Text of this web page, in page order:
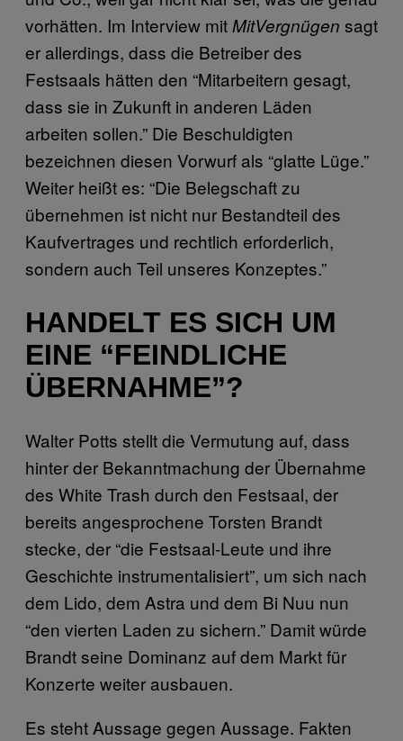
vorhätten. Im Interview mitMitVergnügen sagt
er allerdings, dass die Betreiber des
Festsaals hätten den “Mitarbeitern gesagt,
dass sie in Zukunft in anderen Läden
arbeiten sollen.” Die Beschuldigten
bezeichnen diesen Vorwurf als “glatte Lüge.”
Weiter heißt es: “Die Belegschaft zu
übernehmen ist nicht nur Bestandteil des
Kaufvertrages und rechtlich erforderlich,
sondern auch Teil unseres Konzeptes.”
HANDELT ES SICH UM
EINE “FEINDLICHE
ÜBERNAHME”?
Walter Potts stellt die Vermutung auf, dass
hinter der Bekanntmachung der Übernahme
des White Trash durch den Festsaal, der
bereits angesprochene Torsten Brandt
stecke, der “die Festsaal-Leute und ihre
Geschichte instrumentalisiert”, um sich nach
dem Lido, dem Astra und dem Bi Nuu nun
“den vierten Laden zu sichern.” Damit würde
Brandt seine Dominanz auf dem Markt für
Konzerte weiter ausbauen.
Es steht Aussage gegen Aussage. Fakten